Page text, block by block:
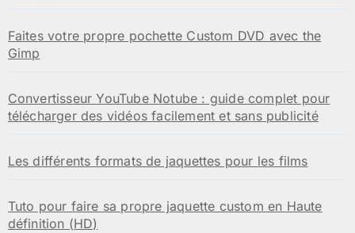
Faites votre propre pochette Custom DVD avec the
Gimp
Convertisseur YouTube Notube : guide complet pour
télécharger des vidéos facilement et sans publicité
Les différents formats de jaquettes pour les films
Tuto pour faire sa propre jaquette custom en Haute
définition (HD)